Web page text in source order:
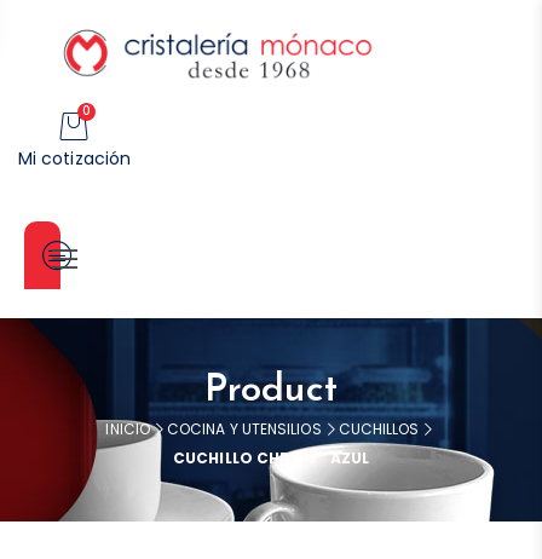
0
Mi cotización
Categorías
Product
INICIO COCINA Y UTENSILIOS
CUCHILLOS
CUCHILLO CHEF 10″ AZUL